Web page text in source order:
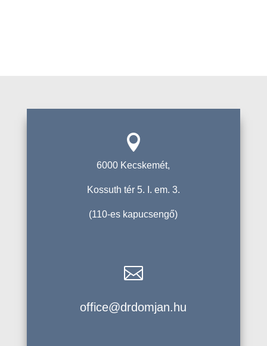

6000 Kecskemét,
Kossuth tér 5. I. em. 3.
(110-es kapucsengő)

office@drdomjan.hu